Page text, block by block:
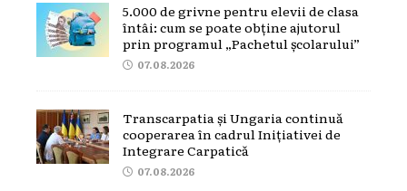
5.000 de grivne pentru elevii de clasa
întâi: cum se poate obține ajutorul
prin programul „Pachetul școlarului”
07.08.2026
Transcarpatia și Ungaria continuă
cooperarea în cadrul Inițiativei de
Integrare Carpatică
07.08.2026